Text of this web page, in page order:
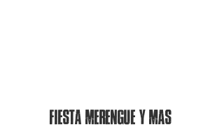
Fiesta merengue y mas